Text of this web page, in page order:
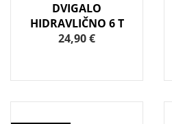
DVIGALO
HIDRAVLIČNO 6 T
24,90 €